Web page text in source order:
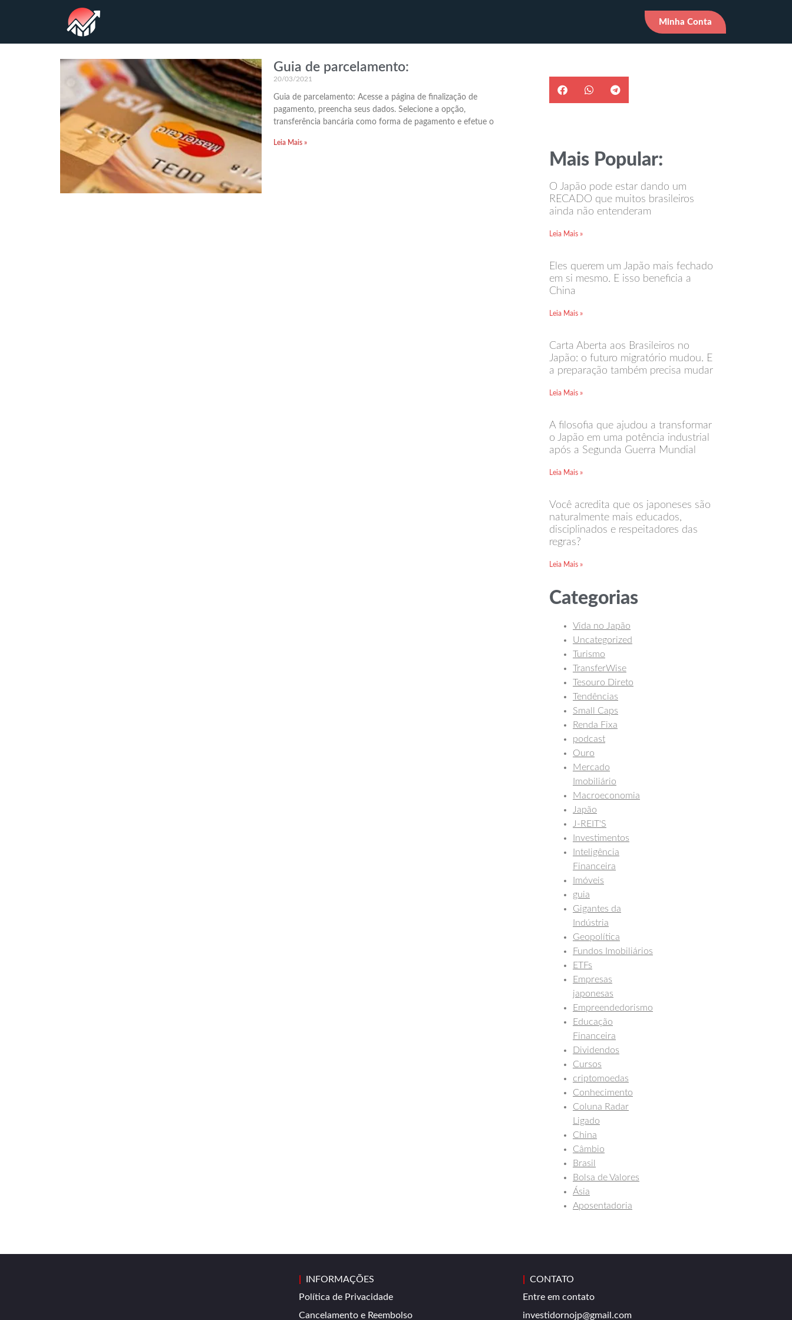
Minha Conta
Guia de parcelamento:
20/03/2021
Guia de parcelamento: Acesse a página de finalização de
pagamento, preencha seus dados. Selecione a opção,
transferência bancária como forma de pagamento e efetue o
Leia Mais »
Mais Popular:
O Japão pode estar dando um
RECADO que muitos brasileiros
ainda não entenderam
Leia Mais »
Eles querem um Japão mais fechado
em si mesmo. E isso beneficia a
China
Leia Mais »
Carta Aberta aos Brasileiros no
Japão: o futuro migratório mudou. E
a preparação também precisa mudar
Leia Mais »
A filosofia que ajudou a transformar
o Japão em uma potência industrial
após a Segunda Guerra Mundial
Leia Mais »
Você acredita que os japoneses são
naturalmente mais educados,
disciplinados e respeitadores das
regras?
Leia Mais »
Categorias
Vida no Japão
Uncategorized
Turismo
TransferWise
Tesouro Direto
Tendências
Small Caps
Renda Fixa
podcast
Ouro
Mercado
Imobiliário
Macroeconomia
Japão
J-REIT'S
Investimentos
Inteligência
Financeira
Imóveis
guia
Gigantes da
Indústria
Geopolítica
Fundos Imobiliários
ETFs
Empresas
japonesas
Empreendedorismo
Educação
Financeira
Dividendos
Cursos
criptomoedas
Conhecimento
Coluna Radar
Ligado
China
Câmbio
Brasil
Bolsa de Valores
Ásia
Aposentadoria
INFORMAÇÕES
Política de Privacidade
Cancelamento e Reembolso
CONTATO
Entre em contato
investidornojp@gmail.com